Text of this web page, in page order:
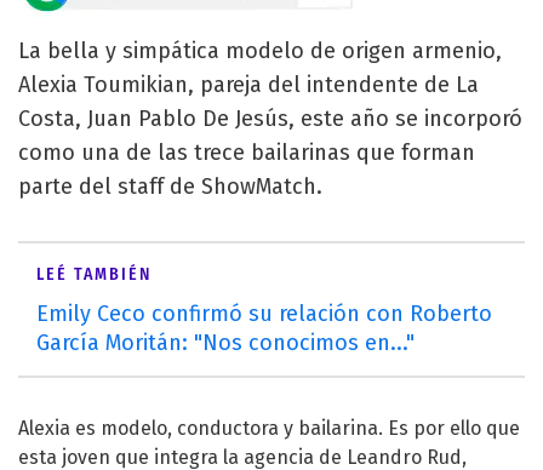
La bella y simpática modelo de origen armenio,
Alexia Toumikian, pareja del intendente de La
Costa, Juan Pablo De Jesús, este año se incorporó
como una de las trece bailarinas que forman
parte del staff de ShowMatch.
LEÉ TAMBIÉN
Emily Ceco confirmó su relación con Roberto
García Moritán: "Nos conocimos en..."
Alexia es modelo, conductora y bailarina. Es por ello que
esta joven que integra la agencia de Leandro Rud,